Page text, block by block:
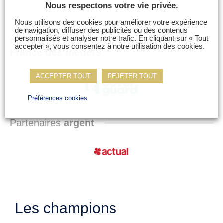
Partenairesofficiels de l’Equipe de
France des métiers
Partenairesargent
Les champions
Nous respectons votre vie privée.
Nous utilisons des cookies pour améliorer votre expérience
de navigation, diffuser des publicités ou des contenus
personnalisés et analyser notre trafic. En cliquant sur « Tout
accepter », vous consentez à notre utilisation des cookies.
ACCEPTER TOUT REJETER TOUT
Préférences cookies